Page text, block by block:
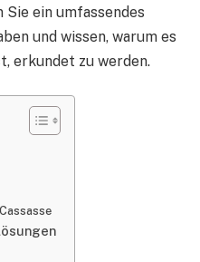
ein umfassendes
und wissen, warum es
erkundet zu werden.